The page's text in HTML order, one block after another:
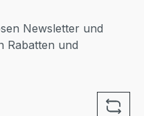
Newsletter und
Rabatten und